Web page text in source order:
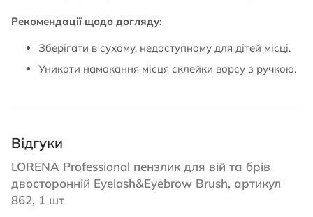
Рекомендації щодо догляду:
Зберігати в сухому, недоступному для дітей місці.
Уникати намокання місця склейки ворсу з ручкою.
Відгуки
LORENA Professional пензлик для вій та брів
двосторонній Eyelash&Eyebrow Brush, артикул
862, 1 шт